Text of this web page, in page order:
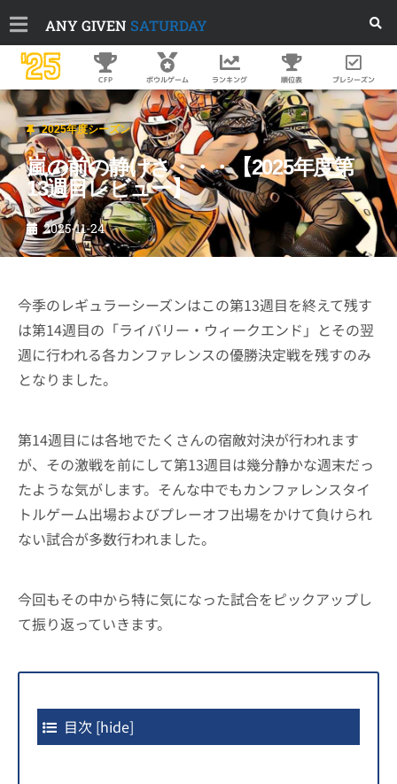
ANY GIVEN SATURDAY
'25 CFP ボウルゲーム ランキング 順位表 プレシーズン
2025年度シーズン
嵐の前の静けさ・・・【2025年度第
13週目レビュー】
2025-11-24
今季のレギュラーシーズンはこの第13週目を終えて残す
は第14週目の「ライバリー・ウィークエンド」とその翌
週に行われる各カンファレンスの優勝決定戦を残すのみ
となりました。
第14週目には各地でたくさんの宿敵対決が行われます
が、その激戦を前にして第13週目は幾分静かな週末だっ
たような気がします。そんな中でもカンファレンスタイ
トルゲーム出場およびプレーオフ出場をかけて負けられ
ない試合が多数行われました。
今回もその中から特に気になった試合をピックアップし
て振り返っていきます。
目次 [hide]